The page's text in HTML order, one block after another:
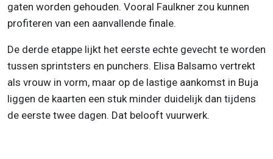
gaten worden gehouden. Vooral Faulkner zou kunnen
profiteren van een aanvallende finale.
De derde etappe lijkt het eerste echte gevecht te worden
tussen sprintsters en punchers. Elisa Balsamo vertrekt
als vrouw in vorm, maar op de lastige aankomst in Buja
liggen de kaarten een stuk minder duidelijk dan tijdens
de eerste twee dagen. Dat belooft vuurwerk.